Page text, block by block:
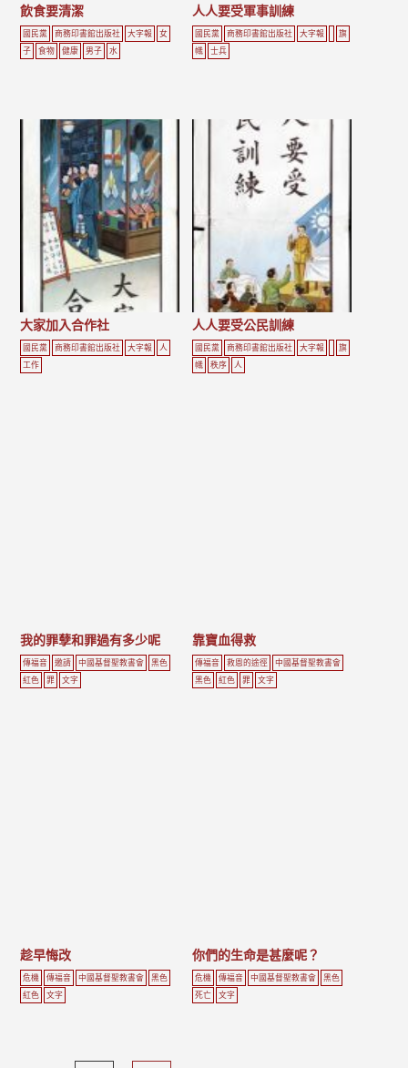
飲食要清潔
國民黨 商務印書館出版社 大字報
女
子
食物 健康 男子 水
人人要受軍事訓練
國民黨 商務印書館出版社 大字報
旗
幟
士兵
大家加入合作社
國民黨 商務印書館出版社 大字報
人
工作
人人要受公民訓練
國民黨 商務印書館出版社 大字報
旗
幟
秩序 人
我的罪孽和罪過有多少呢
傳福音 邀請 中國基督聖教書會
黑色
紅色
罪 文字
靠寶血得救
傳福音 救恩的途徑
中國基督聖教書會
黑色
紅色 罪 文字
趁早悔改
危機 傳福音 中國基督聖教書會
黑色
紅色
文字
你們的生命是甚麼呢？
危機 傳福音 中國基督聖教書會
黑色
死亡
文字